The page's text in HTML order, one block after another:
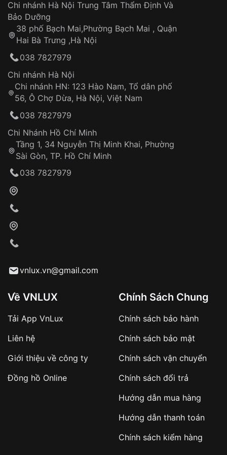
Áp dụng cho tất cả tỉnh thành trên toàn quốc
Thời gian tính từ khi xác nhận đơn hàng thành
công
Hotline: 0585 215 215
Từ khóa SEO:
Khách hàng kiểm tra và thanh toán trực tiếp
Từ khóa SEO:
sản phẩm đặc biệt
hàng
Số tiền còn lại thanh toán khi nhận hàng hoặc
✔️ Đảm bảo xử lý đơn hàng nhanh chóng
✔️ Hạn chế tình trạng hủy đơn không mong
Dây đeo
Sản phẩm đã bị:
Tự ý sửa chữa
thống VNLUX
Đảm bảo quyền lợi khách hàng
Đồng hành cùng khách hàng trong suốt quá
trình sử dụng
Chi nhánh Hà Nội Trung Tâm Thẩm Định Và
Bảo Dưỡng
38 phố Bạch Mai,Phường Bạch Mai , Quận
Hai Bà Trưng ,Hà Nội
038 7827979
Chi nhánh Hà Nội
Chi nhánh HN: 123 Hào Nam, Tổ dân phố
56, Ô Chợ Dừa, Hà Nội, Việt Nam
038 7827979
Chi Nhánh Hồ Chí Minh
Tầng 1, 34 Nguyễn Thị Minh Khai, Phường
Sài Gòn, TP. Hồ Chí Minh
038 7827979
vnlux.vn@gmail.com
Về VNLUX
Tải App VnLux
Liên hệ
Giới thiệu về công ty
Đồng hồ Online
Chính Sách Chung
Chính sách bảo hành
Chính sách bảo mật
Chính sách vận chuyển
Chính sách đổi trả
Hướng dẫn mua hàng
Hướng dẫn thanh toán
Chính sách kiểm hàng